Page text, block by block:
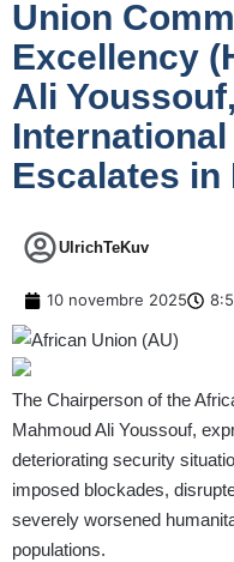
Union
Excellency
Ali
Escalates in
UlrichTeKuv
10 novembre 2025
The Chairperson of the
Mahmoud Ali Youssouf,
deteriorating security
imposed blockades,
severely worsened
populations.